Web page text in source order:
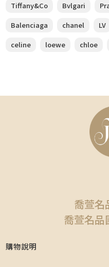
Tiffany&Co Bvlgari
Balenciaga
chanel LV
celine
loewe chloe
喬萱名
喬萱名品
購物說明